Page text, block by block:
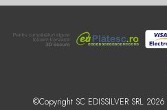
©Copyright SC EDISSILVER SRL 2026